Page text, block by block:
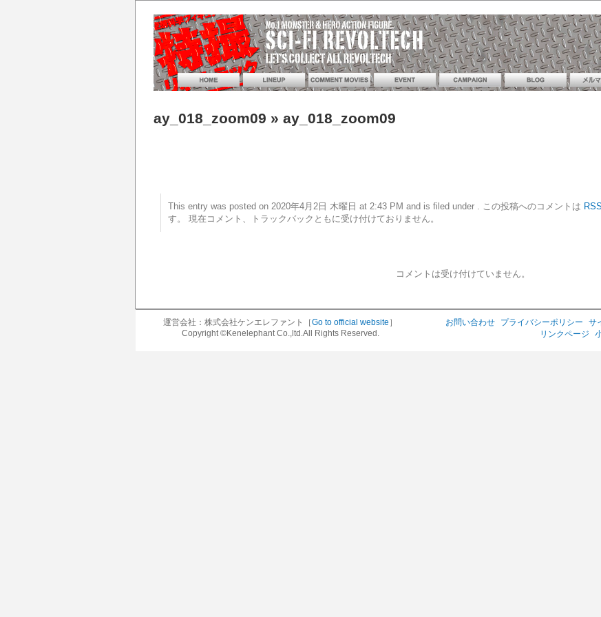
ay_018_zoom09 » ay_018_zoom09
This entry was posted on 2020年4月2日 木曜日 at 2:43 PM and is filed under . この投稿へのコメントは
す。 現在コメント、トラックバックともに受け付けておりません。
コメントは受け付けていません。
運営会社：株式会社ケンエレファント［Go to official website ］
Copyright ©Kenelephant Co.,ltd.All Rights Reserved.
お問い合わせ プライバシーポリシー サ
リンクページ